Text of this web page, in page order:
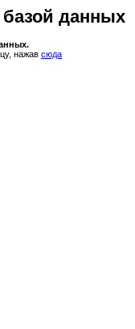
данных
нажав сюда